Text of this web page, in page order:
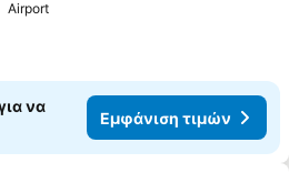
Airport
να
Εμφάνιση τιμών